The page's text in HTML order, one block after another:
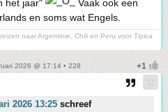
het jaar"
Vaak ook een
en soms wat Engels.
naar Argentinie, Chili en Peru voor Tipica
2026 @ 17:14 • 228
2026 13:25 schreef